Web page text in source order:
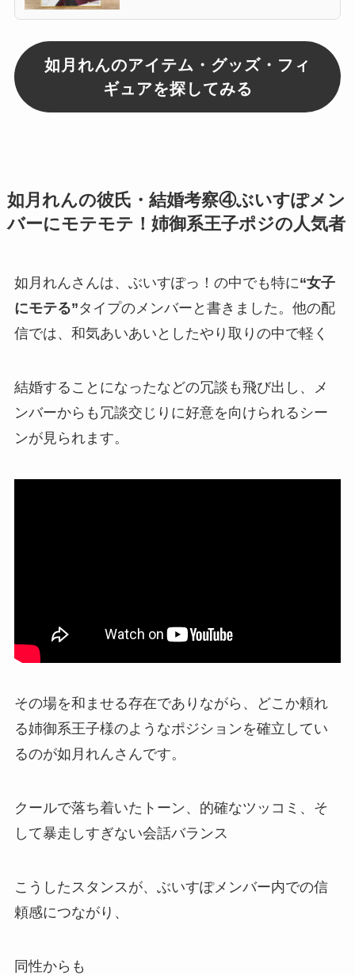
如月れんのアイテム・グッズ・フィ
ギュアを探してみる
如月れんの彼氏・結婚考察④ぶいすぽメン
バーにモテモテ！姉御系王子ポジの人気者
如月れんさんは、ぶいすぽっ！の中でも特に“女子
にモテる”タイプのメンバーと書きました。他の配
信では、和気あいあいとしたやり取りの中で軽く
結婚することになったなどの冗談も飛び出し、メ
ンバーからも冗談交じりに好意を向けられるシー
ンが見られます。
その場を和ませる存在でありながら、どこか頼れ
る姉御系王子様のようなポジションを確立してい
るのが如月れんさんです。
クールで落ち着いたトーン、的確なツッコミ、そ
して暴走しすぎない会話バランス
こうしたスタンスが、ぶいすぽメンバー内での信
頼感につながり、
同性からも